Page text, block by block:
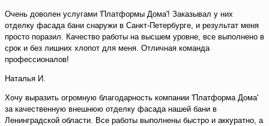
Очень доволен услугами 'Платформы Дома'! Заказывал у них
отделку фасада бани снаружи в Санкт-Петербурге, и результат меня
просто поразил. Качество работы на высшем уровне, все выполнено в
срок и без лишних хлопот для меня. Отличная команда
профессионалов!
Наталья И.
Хочу выразить огромную благодарность компании 'Платформа Дома'
за качественную внешнюю отделку фасада нашей бани в
Ленинградской области. Все работы выполнены быстро и аккуратно, а